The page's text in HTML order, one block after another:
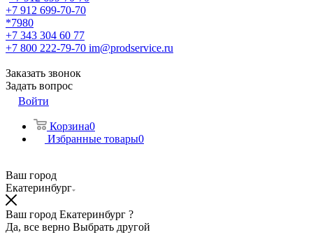
+7 912 699-70-70
*7980
+7 343 304 60 77
+7 800 222-79-70 im@prodservice.ru
Заказать звонок
Задать вопрос
Войти
Корзина0
Избранные товары0
Ваш город
Екатеринбург
Ваш город Екатеринбург ?
Да, все верно Выбрать другой